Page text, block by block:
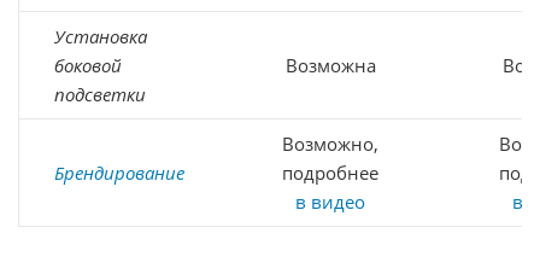
Установка
боковой
подсветки
Возможна
Брендирование
Возможно,
подробнее
в видео
в